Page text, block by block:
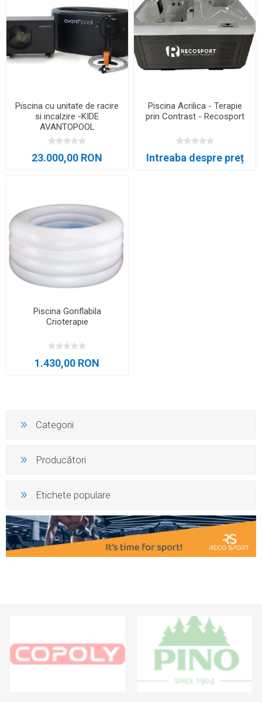
Piscina cu unitate de racire
si incalzire -KIDE
AVANTOPOOL
23.000,00 RON
Piscina Acrilica - Terapie
prin Contrast - Recosport
Intreaba despre preț
Piscina Gonflabila
Crioterapie
1.430,00 RON
Categorii
Producători
Etichete populare